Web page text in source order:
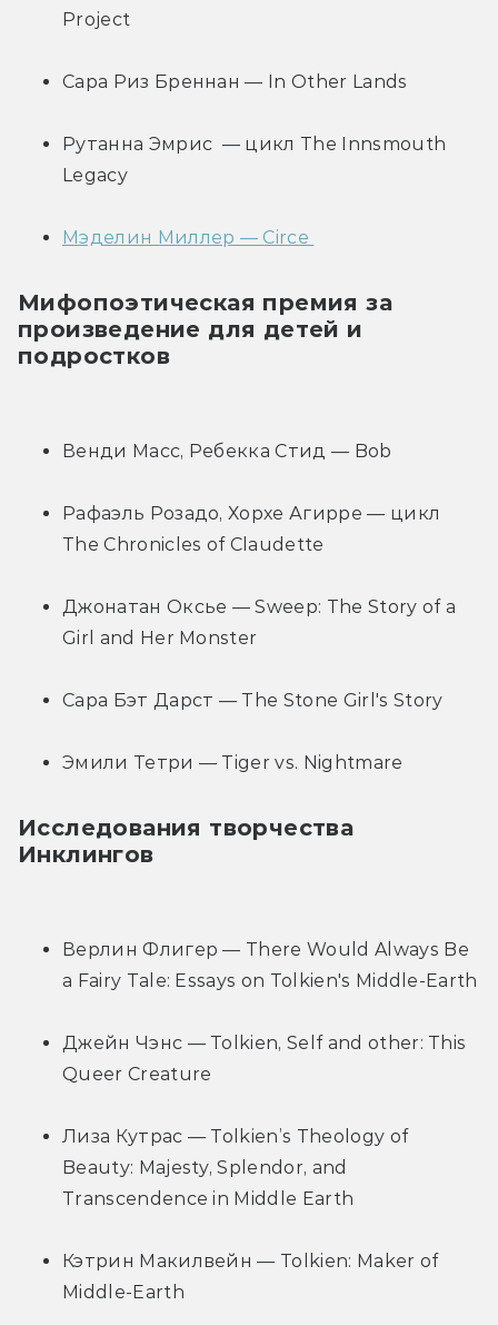
Project
Сара Риз Бреннан — In Other Lands
Рутанна Эмрис  — цикл The Innsmouth
Legacy
Мэделин Миллер — Circe
Мифопоэтическая премия за
произведение для детей и
подростков
Венди Масс, Ребекка Стид — Bob
Рафаэль Розадо, Хорхе Агирре — цикл
The Chronicles of Claudette
Джонатан Оксье — Sweep: The Story of a
Girl and Her Monster
Сара Бэт Дарст — The Stone Girl's Story
Эмили Тетри — Tiger vs. Nightmare
Исследования творчества
Инклингов
Верлин Флигер — There Would Always Be
a Fairy Tale: Essays on Tolkien's Middle-Earth
Джейн Чэнс — Tolkien, Self and other: This
Queer Creature
Лиза Кутрас — Tolkien’s Theology of
Beauty: Majesty, Splendor, and
Transcendence in Middle Earth
Кэтрин Макилвейн — Tolkien: Maker of
Middle-Earth